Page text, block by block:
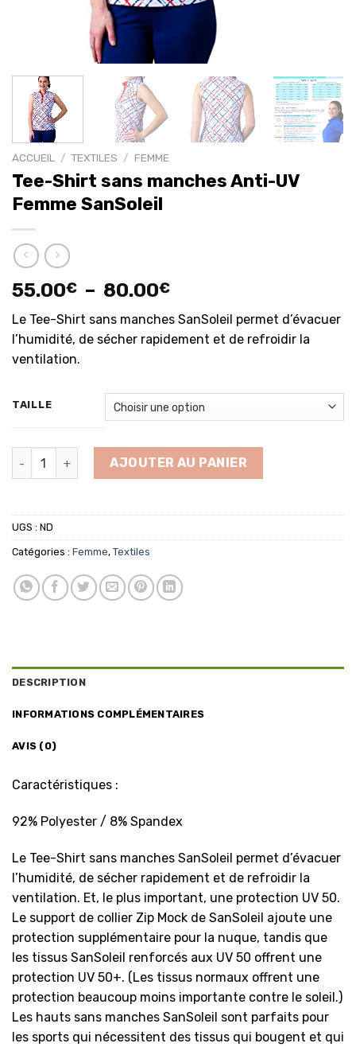
ACCUEIL / TEXTILES / FEMME
Tee-Shirt sans manches Anti-UV
Femme SanSoleil
55.00€ – 80.00€Plage
de
prix :
55.00€
Le Tee-Shirt sans manches SanSoleil permet d’évacuer
l’humidité, de sécher rapidement et de refroidir la
ventilation.
TAILLE
quantité de Tee-Shirt sans manches Anti-UV Femme
AJOUTER AU PANIER
UGS : ND
Catégories : Femme, Textiles
DESCRIPTION
INFORMATIONS COMPLÉMENTAIRES
AVIS (0)
Caractéristiques :
92% Polyester / 8% Spandex
Le Tee-Shirt sans manches SanSoleil permet d’évacuer
l’humidité, de sécher rapidement et de refroidir la
ventilation. Et, le plus important, une protection UV 50.
Le support de collier Zip Mock de SanSoleil ajoute une
protection supplémentaire pour la nuque, tandis que
les tissus SanSoleil renforcés aux UV 50 offrent une
protection UV 50+. (Les tissus normaux offrent une
protection beaucoup moins importante contre le soleil.)
Les hauts sans manches SanSoleil sont parfaits pour
les sports qui nécessitent des tissus qui bougent et qui